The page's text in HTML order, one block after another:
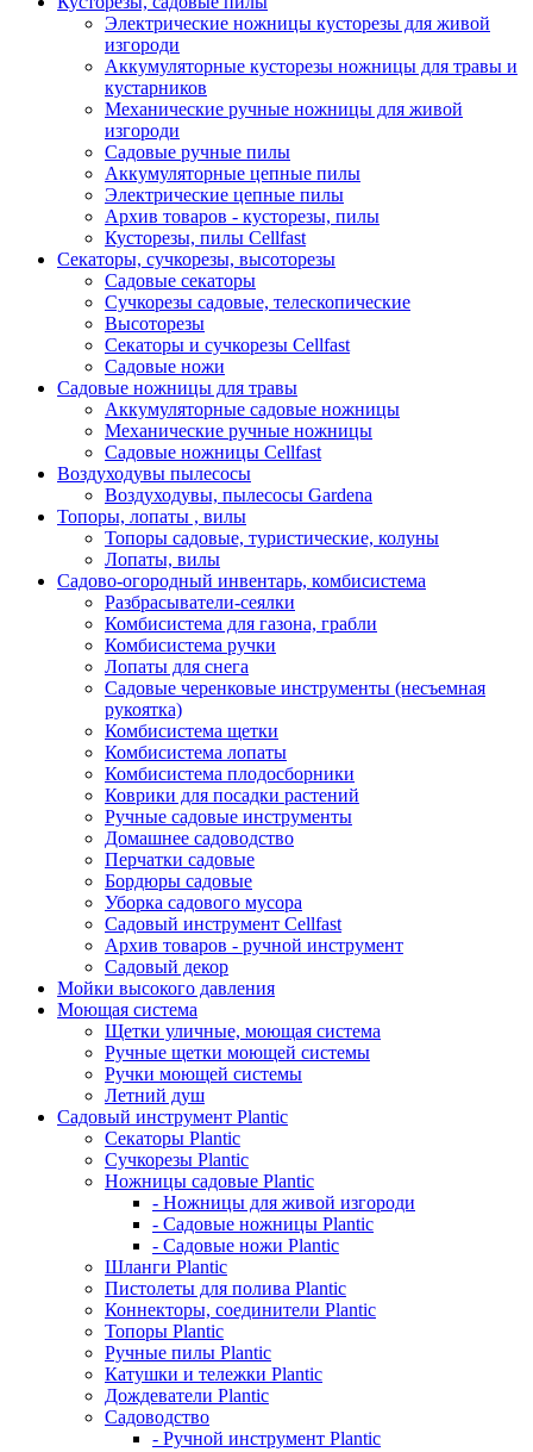
Электрические ножницы кусторезы для живой
изгороди
Аккумуляторные кусторезы ножницы для травы и
кустарников
Механические ручные ножницы для живой
изгороди
Садовые ручные пилы
Аккумуляторные цепные пилы
Электрические цепные пилы
Архив товаров - кусторезы, пилы
Кусторезы, пилы Cellfast
Секаторы, сучкорезы, высоторезы
Садовые секаторы
Сучкорезы садовые, телескопические
Высоторезы
Секаторы и сучкорезы Cellfast
Садовые ножи
Садовые ножницы для травы
Аккумуляторные садовые ножницы
Механические ручные ножницы
Садовые ножницы Cellfast
Воздуходувы пылесосы
Воздуходувы, пылесосы Gardena
Топоры, лопаты , вилы
Топоры садовые, туристические, колуны
Лопаты, вилы
Садово-огородный инвентарь, комбисистема
Разбрасыватели-сеялки
Комбисистема для газона, грабли
Комбисистема ручки
Лопаты для снега
Садовые черенковые инструменты (несъемная
рукоятка)
Комбисистема щетки
Комбисистема лопаты
Комбисистема плодосборники
Коврики для посадки растений
Ручные садовые инструменты
Домашнее садоводство
Перчатки садовые
Бордюры садовые
Уборка садового мусора
Садовый инструмент Cellfast
Архив товаров - ручной инструмент
Садовый декор
Мойки высокого давления
Моющая система
Щетки уличные, моющая система
Ручные щетки моющей системы
Ручки моющей системы
Летний душ
Садовый инструмент Plantic
Секаторы Plantic
Сучкорезы Plantic
Ножницы садовые Plantic
- Ножницы для живой изгороди
- Садовые ножницы Plantic
- Садовые ножи Plantic
Шланги Plantic
Пистолеты для полива Plantic
Коннекторы, соединители Plantic
Топоры Plantic
Ручные пилы Plantic
Катушки и тележки Plantic
Дождеватели Plantic
Садоводство
- Ручной инструмент Plantic